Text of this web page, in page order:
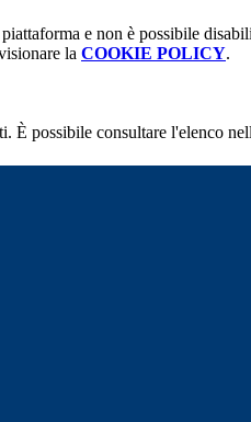
e non è possibile
la COOKIE POLICY.
È possibile consultare l'elenco